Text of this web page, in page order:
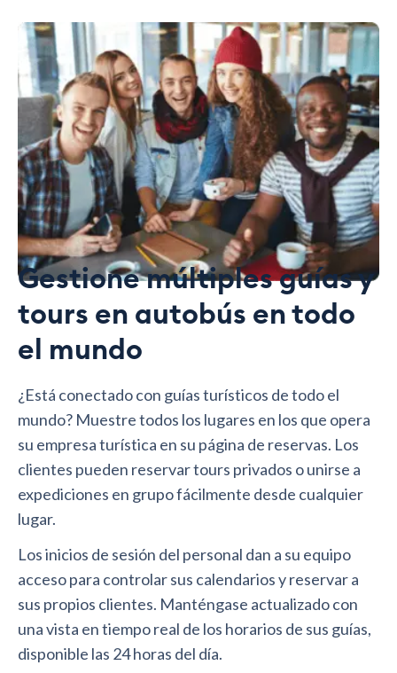
Gestione múltiples guías y
tours en autobús en todo
el mundo
¿Está conectado con guías turísticos de todo el
mundo? Muestre todos los lugares en los que opera
su empresa turística en su página de reservas. Los
clientes pueden reservar tours privados o unirse a
expediciones en grupo fácilmente desde cualquier
lugar.
Los inicios de sesión del personal dan a su equipo
acceso para controlar sus calendarios y reservar a
sus propios clientes. Manténgase actualizado con
una vista en tiempo real de los horarios de sus guías,
disponible las 24 horas del día.